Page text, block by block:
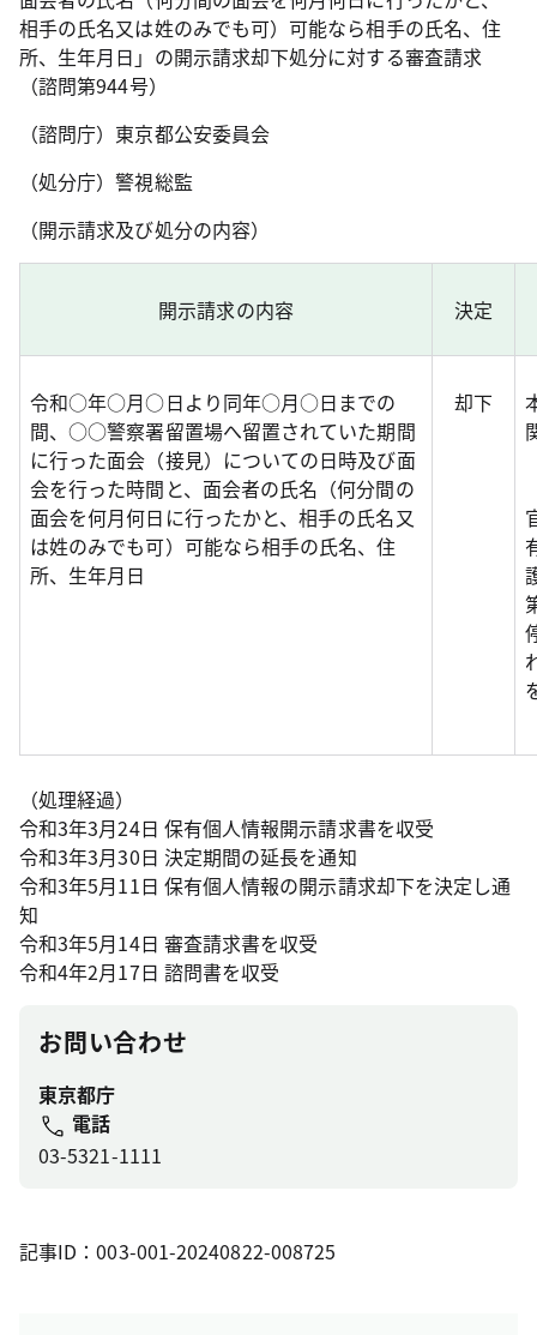
相手の氏名又は姓のみでも可）可能なら相手の氏名、住
所、生年月日」の開示請求却下処分に対する審査請求
（諮問第944号）
（諮問庁）東京都公安委員会
（処分庁）警視総監
（開示請求及び処分の内容）
開示請求の内容 決定
令和○年○月○日より同年○月○日までの
間、○○警察署留置場へ留置されていた期間
に行った面会（接見）についての日時及び面
会を行った時間と、面会者の氏名（何分間の
面会を何月何日に行ったかと、相手の氏名又
は姓のみでも可）可能なら相手の氏名、住
所、生年月日
却下
（処理経過）
令和3年3月24日 保有個人情報開示請求書を収受
令和3年3月30日 決定期間の延長を通知
令和3年5月11日 保有個人情報の開示請求却下を決定し通
知
令和3年5月14日 審査請求書を収受
令和4年2月17日 諮問書を収受
お問い合わせ
東京都庁
電話
03-5321-1111
記事ID：003-001-20240822-008725